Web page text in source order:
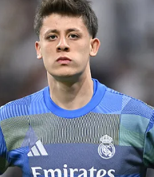
aşağıda yer
Çerezlere
tıklayabilir,Çerez
edebilirsiniz.
Verilerin Korunması
Metnimizi okumak
olarak kullanılan